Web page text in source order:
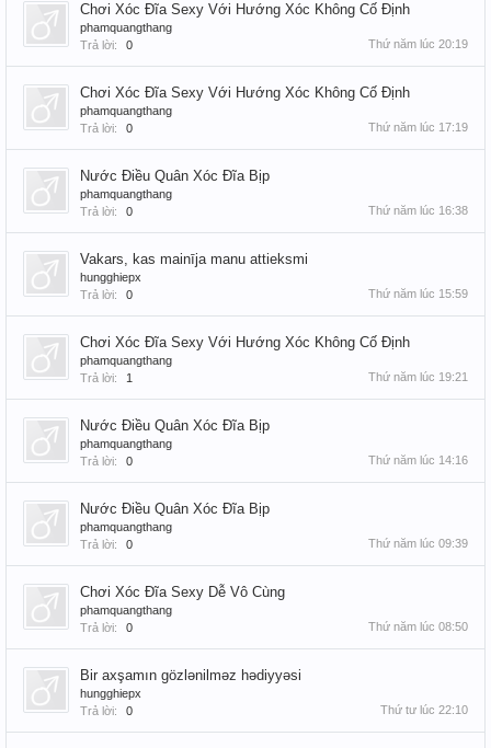
Chơi Xóc Đĩa Sexy Với Hướng Xóc Không Cố Định
phamquangthang
Trả lời:
0 Thứ năm lúc 20:19
Chơi Xóc Đĩa Sexy Với Hướng Xóc Không Cố Định
phamquangthang
Trả lời:
0 Thứ năm lúc 17:19
Nước Điều Quân Xóc Đĩa Bịp
phamquangthang
Trả lời:
0 Thứ năm lúc 16:38
Vakars, kas mainīja manu attieksmi
hungghiepx
Trả lời:
0 Thứ năm lúc 15:59
Chơi Xóc Đĩa Sexy Với Hướng Xóc Không Cố Định
phamquangthang
Trả lời:
1 Thứ năm lúc 19:21
Nước Điều Quân Xóc Đĩa Bịp
phamquangthang
Trả lời:
0 Thứ năm lúc 14:16
Nước Điều Quân Xóc Đĩa Bịp
phamquangthang
Trả lời:
0 Thứ năm lúc 09:39
Chơi Xóc Đĩa Sexy Dễ Vô Cùng
phamquangthang
Trả lời:
0 Thứ năm lúc 08:50
Bir axşamın gözlənilməz hədiyyəsi
hungghiepx
Trả lời:
0 Thứ tư lúc 22:10